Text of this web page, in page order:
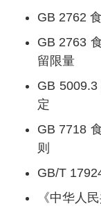
GB 2762
GB 2763
留限量
GB
定
GB 7718
则
GB/T
《中华人